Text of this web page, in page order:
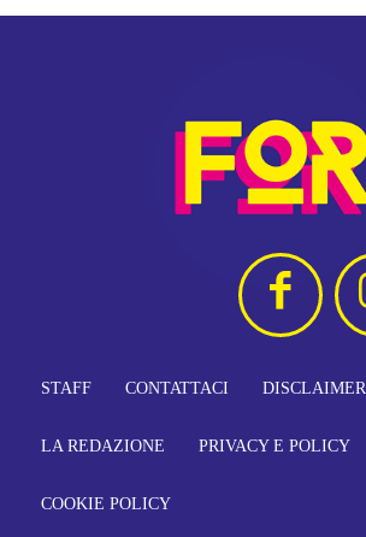
STAFF CONTATTACI DISCLAIMER
LA REDAZIONE PRIVACY E POLICY
COOKIE POLICY